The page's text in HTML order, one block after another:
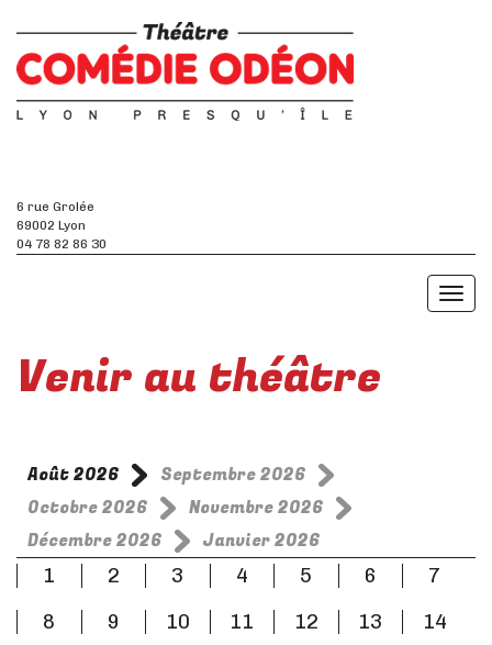
6 rue Grolée
69002 Lyon
04 78 82 86 30
Toggle
Venir au théâtre
Août 2026
Septembre 2026
Octobre 2026
Novembre 2026
Décembre 2026
Janvier 2026
1
2 3 4 5 6
7
8
9 10 11 12 13
14